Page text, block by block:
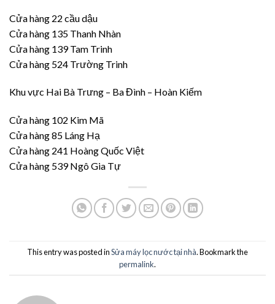
Cửa hàng 22 cầu dậu
Cửa hàng 135 Thanh Nhàn
Cửa hàng 139 Tam Trinh
Cửa hàng 524 Trường Trinh
Khu vực Hai Bà Trưng – Ba Đình – Hoàn Kiếm
Cửa hàng 102 Kim Mã
Cửa hàng 85 Láng Hạ
Cửa hàng 241 Hoàng Quốc Việt
Cửa hàng 539 Ngô Gia Tự
This entry was posted inSửa máy lọc nước tại nhà. Bookmark the
permalink.